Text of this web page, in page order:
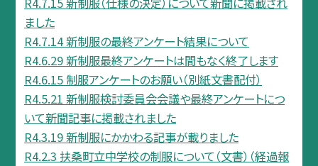
ました
R4.7.14 新制服の最終アンケート結果について
R4.6.29 新制服最終アンケートは間もなく終了します
R4.6.15 制服アンケートのお願い（別紙文書配付）
R4.5.21 新制服検討委員会会議や最終アンケートにつ
いて新聞記事に掲載されました
R4.3.19 新制服にかかわる記事が載りました
R4.2.3 扶桑町立中学校の制服について（文書）（経過報